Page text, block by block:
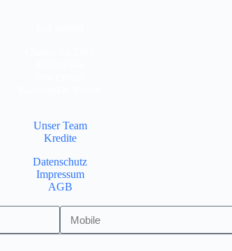
Unser Team
Kredite
Datenschutz
Impressum
AGB